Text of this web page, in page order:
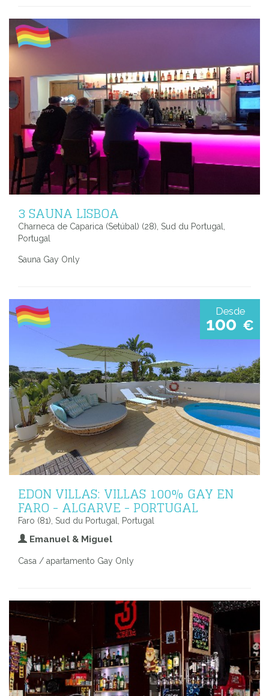
3 SAUNA LISBOA
Charneca de Caparica (Setúbal) (28), Sud du Portugal,
Portugal
Sauna Gay Only
Desde
100 €
EDON VILLAS: VILLAS 100% GAY EN
FARO - ALGARVE - PORTUGAL
Faro (81), Sud du Portugal, Portugal
Emanuel & Miguel
Casa / apartamento Gay Only